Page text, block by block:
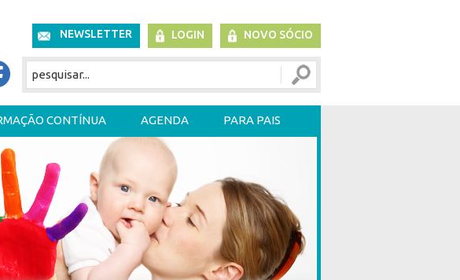
NEWSLETTER LOGIN NOVO SÓCIO
CONTÍNUA AGENDA PARA PAIS